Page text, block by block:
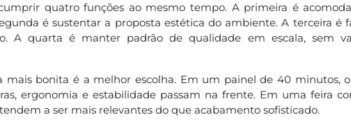
quatro funções ao mesmo tempo. A primeira é
é sustentar a proposta estética do ambiente. A terceira é
A quarta é manter padrão de qualidade em escala, sem
mais bonita é a melhor escolha. Em um painel de 40 minutos,
ergonomia e estabilidade passam na frente. Em uma feira
a ser mais relevantes do que acabamento sofisticado.